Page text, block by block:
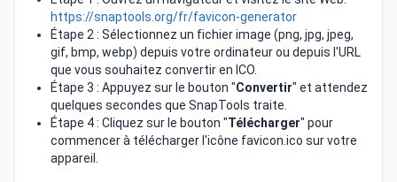
https://snaptools.org/fr/favicon-generator
Étape 2 : Sélectionnez un fichier image (png, jpg, jpeg,
gif, bmp, webp) depuis votre ordinateur ou depuis l'URL
que vous souhaitez convertir en ICO.
Étape 3 : Appuyez sur le bouton "Convertir" et attendez
quelques secondes que SnapTools traite.
Étape 4 : Cliquez sur le bouton "Télécharger" pour
commencer à télécharger l'icône favicon.ico sur votre
appareil.